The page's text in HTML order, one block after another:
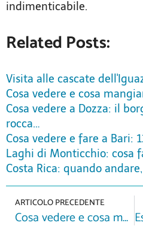
indimenticabile.
Related Posts:
Visita alle cascate
Cosa vedere e cosa
Cosa vedere a Dozza: il
rocca…
Cosa vedere e fare a Bari:
Laghi di Monticchio: cosa
Costa Rica: quando
ARTICOLO PRECEDENTE
Cosa vedere e cosa mangiare a Corfù